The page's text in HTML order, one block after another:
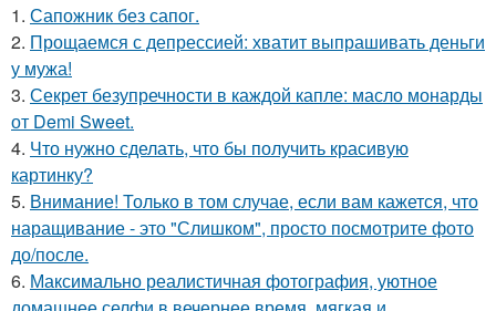
1. Сапожник без сапог.
2. Прощаемся с депрессией: хватит выпрашивать деньги
у мужа!
3. Секрет безупречности в каждой капле: масло монарды
от Demi Sweet.
4. Что нужно сделать, что бы получить красивую
картинку?
5. Внимание! Только в том случае, если вам кажется, что
наращивание - это "Слишком", просто посмотрите фото
до/после.
6. Максимально реалистичная фотография, уютное